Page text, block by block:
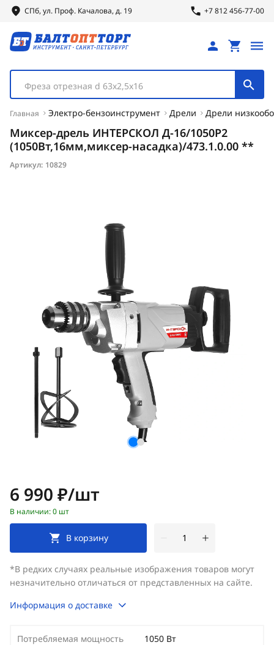
СПб, ул. Проф. Качалова, д. 19 +7 812 456-77-00
Фреза отрезная d 63х2,5х16
Главная Электро-бензоинструмент Дрели Дрели
Миксер-дрель ИНТЕРСКОЛ Д-16/1050Р2
(1050Вт,16мм,миксер-насадка)/473.1.0.00 **
Артикул: 10829
Цена:
6 990 ₽/шт
В наличии: 0 шт
В корзину
*В редких случаях реальные изображения товаров могут
незначительно отличаться от представленных на сайте.
Информация о доставке
Потребляемая мощность 1050 Вт